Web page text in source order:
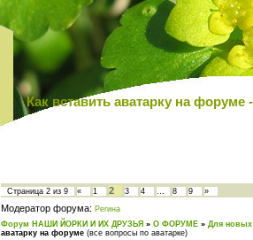
Как вставить аватарку на
Страница 2 из 9 « 1 2 3 4 … 8 9 »
Модератор форума: Регина
Форум НАШИ ЙОРКИ И ИХ ДРУЗЬЯ » О ФОРУМЕ » Для новых
аватарку на форуме (все вопросы по аватарке)